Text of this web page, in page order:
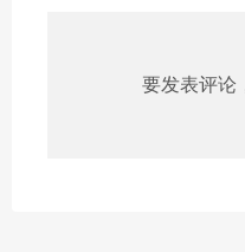
要发表评论